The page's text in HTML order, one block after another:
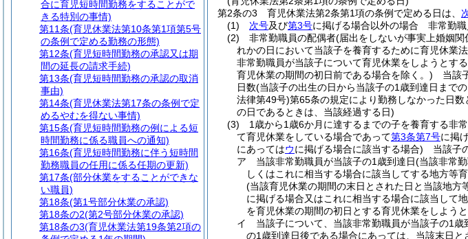
第2条の3
育児休業法第2条第1項の条例で定める日は、
(1)
次号及び第3号に掲げる場合以外の場合 非常勤職
(2)
非常勤職員の配偶者(届出をしないが事実上婚姻
れかの日において当該子を養育するために育児休業
非常勤職員が当該子について育児休業をしようとす
育児休業の期間の初日前である場合を除く。) 当該
日数(当該子の出生の日から当該子の1歳到達日まで
法律第49号)第65条の規定により勤務しなかった日
の日であるときは、当該経過する日)
(3)
1歳から1歳6か月に達するまでの子を養育する非
て育児休業をしている場合であって第3条第7号に掲
にあってはウに掲げる場合に該当する場合) 当該子
ア
当該非常勤職員が当該子の1歳到達日(当該非常
しくはこれに相当する場合に該当してする地方等
(当該育児休業の期間の末日とされた日と当該地
に掲げる場合又はこれに相当する場合に該当して
を育児休業の期間の初日とする育児休業をしよう
イ
当該子について、当該非常勤職員が当該子の1歳
の1歳到達日後である場合にあっては、当該末日と
合に育児短時間勤務をすることがで
きる特別の事情)
第11条(育児休業法第10条第1項第5号
の条例で定める勤務の形態)
第12条(育児短時間勤務の承認又は期
間の延長の請求手続)
第13条(育児短時間勤務の承認の取消
事由)
第14条(育児休業法第17条の条例で定
めるやむを得ない事情)
第15条(育児短時間勤務の例による短
時間勤務に係る職員への通知)
第16条(育児短時間勤務に伴う短時間
勤務職員の任用に係る任期の更新)
第17条(部分休業をすることができな
い職員)
第18条(第1号部分休業の承認)
第18条の2(第2号部分休業の承認)
第18条の3(育児休業法第19条第2項の